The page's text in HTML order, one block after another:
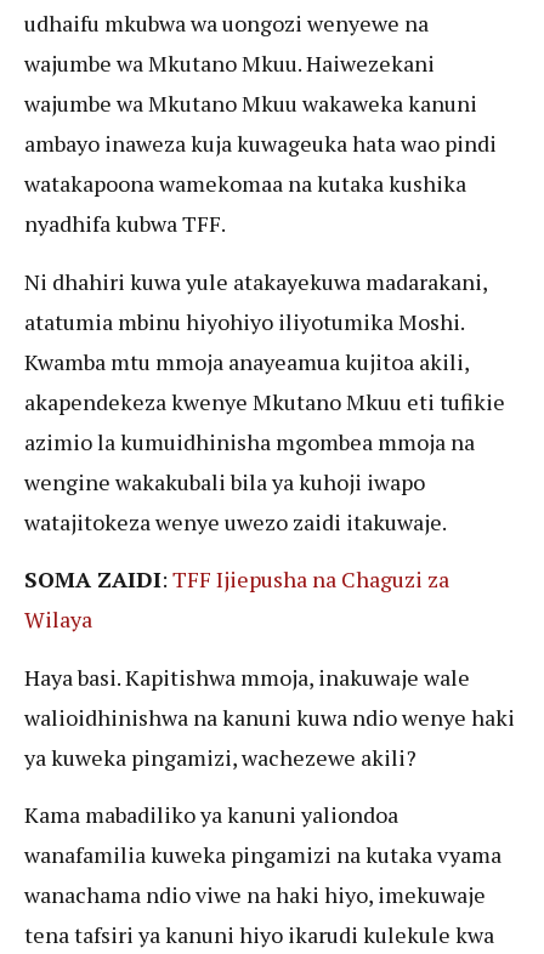
udhaifu mkubwa wa uongozi wenyewe na
wajumbe wa Mkutano Mkuu. Haiwezekani
wajumbe wa Mkutano Mkuu wakaweka kanuni
ambayo inaweza kuja kuwageuka hata wao pindi
watakapoona wamekomaa na kutaka kushika
nyadhifa kubwa TFF.
Ni dhahiri kuwa yule atakayekuwa madarakani,
atatumia mbinu hiyohiyo iliyotumika Moshi.
Kwamba mtu mmoja anayeamua kujitoa akili,
akapendekeza kwenye Mkutano Mkuu eti tufikie
azimio la kumuidhinisha mgombea mmoja na
wengine wakakubali bila ya kuhoji iwapo
watajitokeza wenye uwezo zaidi itakuwaje.
SOMA ZAIDI: TFF Ijiepusha na Chaguzi za
Wilaya
Haya basi. Kapitishwa mmoja, inakuwaje wale
walioidhinishwa na kanuni kuwa ndio wenye haki
ya kuweka pingamizi, wachezewe akili?
Kama mabadiliko ya kanuni yaliondoa
wanafamilia kuweka pingamizi na kutaka vyama
wanachama ndio viwe na haki hiyo, imekuwaje
tena tafsiri ya kanuni hiyo ikarudi kulekule kwa